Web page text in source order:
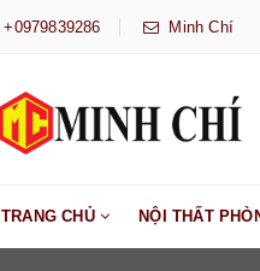
+0979839286 Minh Chí
TRANG CHỦ NỘI THẤT